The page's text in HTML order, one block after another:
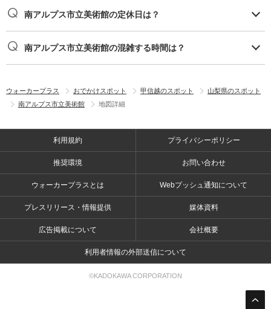
南アルプス市立美術館の定休日は？
南アルプス市立美術館の混雑する時間は？
ウォーカープラス おでかけスポット 甲信越のスポット
山梨県のスポット
南アルプス市立美術館
地図詳細
利用規約 プライバシーポリシー
推奨環境 お問い合わせ
ウォーカープラスとは Webプッシュ通知について
プレスリリース・情報提供 媒体資料
広告掲載について 会社概要
利用者情報の外部送信について
©KADOKAWA CORPORATION